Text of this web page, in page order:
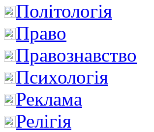
Політологія
Право
Правознавство
Психологія
Реклама
Релігія